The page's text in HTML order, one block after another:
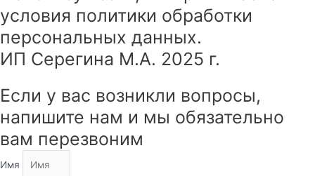
условия политики обработки
персональных данных.
ИП Серегина М.А. 2025 г.
вверх
Если у вас возникли вопросы,
напишите нам и мы обязательно
вам перезвоним
Имя